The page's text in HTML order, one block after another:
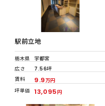
駅前立地
栃木県
宇都宮
広さ
7.56坪
賃料
9.9万円
坪単価 13,095円